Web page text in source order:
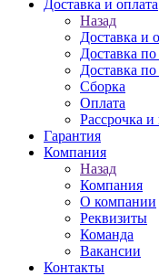
Доставка и оплата
Назад
Доставка и
Доставка
Доставка
Сборка
Оплата
Рассрочка и
Гарантия
Компания
Назад
Компания
О компании
Реквизиты
Команда
Вакансии
Контакты